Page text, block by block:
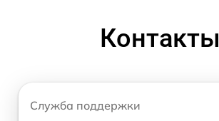
Контакты
Служба поддержки